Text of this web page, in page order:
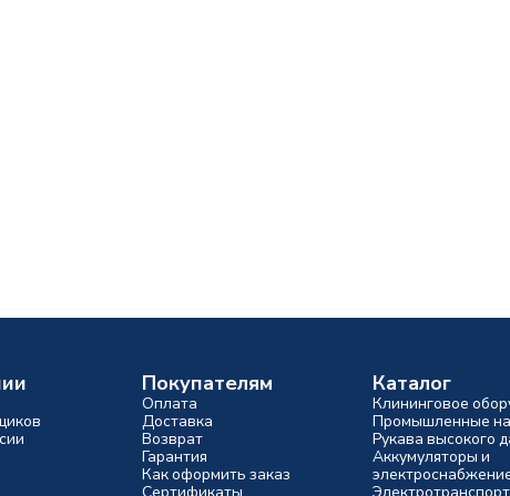
Покупателям
Оплата
Доставка
Возврат
Гарантия
Как оформить заказ
Сертификаты
Каталог
Клининговое
Промышленные
Рукава высокого
Аккумуляторы и
Электротранспорт